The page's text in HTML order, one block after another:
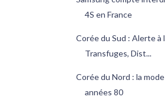
4S en France
Corée du Sud : Alerte à
Transfuges, Dist...
Corée du Nord : la
années 80